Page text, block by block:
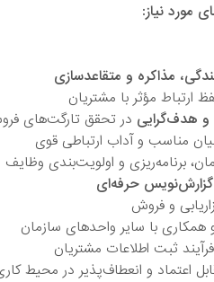
مورد نیاز:
مذاکره و متقاعدسازی
ارتباط مؤثر با مشتریان
و هدف‌گرایی در تحقق تارگت‌های
مناسب و آداب ارتباطی قوی
برنامه‌ریزی و اولویت‌بندی وظایف
حرفه‌ای
و فروش
همکاری با سایر واحدهای سازمان
ثبت اطلاعات مشتریان
اعتماد و انعطاف‌پذیر در محیط